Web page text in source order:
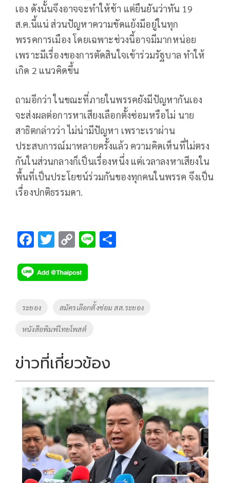
เอง ดังนั้นจึงอาจจะทำให้ช้า แต่ยืนยันว่าทัน 19
ส.ค.นี้แน่ ส่วนปัญหาความขัดแย้งมีอยู่ในทุก
พรรคการเมือง โดยเฉพาะช่วงนี้อาจมีมากหน่อย
เพราะมีเรื่องของการตัดสินใจเข้าร่วมรัฐบาล ทำให้
เกิด 2 แนวคิดขึ้น
ถามอีกว่า ในขณะที่ภายในพรรคยังมีปัญหากันเอง
จะส่งผลต่อการหาเสียงเลือกตั้งซ่อมหรือไม่ นาย
สาธิตกล่าวว่า ไม่น่ามีปัญหา เพราะเราผ่าน
ประสบการณ์มาหลายครั้งแล้ว ความคิดเห็นที่ไม่ตรง
กันในส่วนกลางก็เป็นเรื่องหนึ่ง แต่เวลาลงหาเสียงใน
พื้นที่เป็นประโยชน์ร่วมกันของทุกคนในพรรค จึงเป็น
เรื่องปกติธรรมดา.
F
e
b
o
o
k
T
tt
er
C
p
y
Li
k
Li
Tags
ระยอง สมัครเลือกตั้งซ่อม สส.ระยอง
หนังสือพิมพ์ไทยโพสต์
ข่าวที่เกี่ยวข้อง